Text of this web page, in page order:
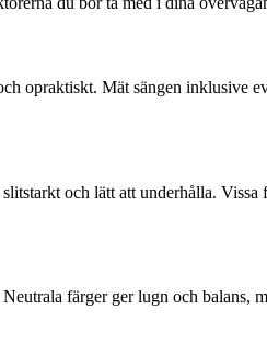
opraktiskt. Mät sängen inklusive
och lätt att underhålla.
färger ger lugn och balans,